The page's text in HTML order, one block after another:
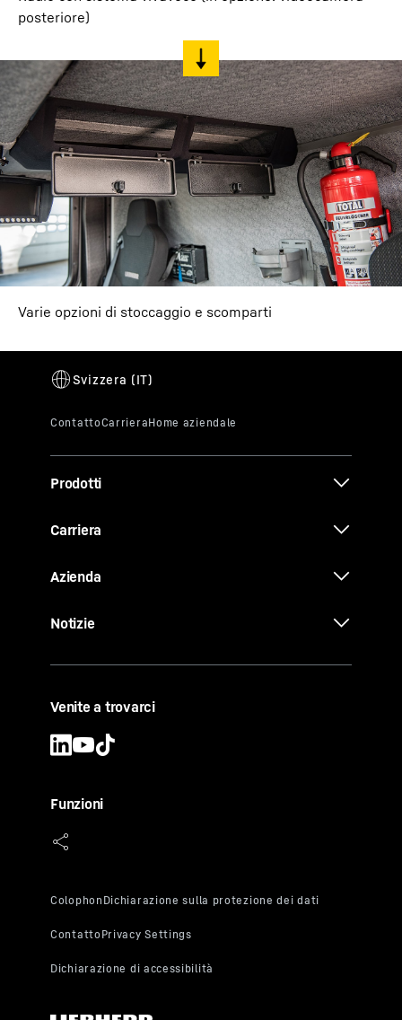
posteriore)
Varie opzioni di stoccaggio e scomparti
Prodotti
Carriera
Azienda
Notizie
Venite a trovarci
Funzioni